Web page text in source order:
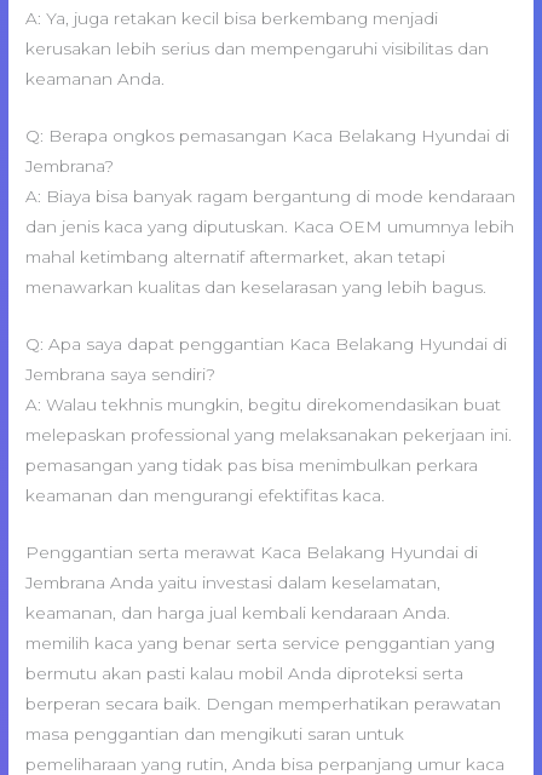
A: Ya, juga retakan kecil bisa berkembang menjadi
kerusakan lebih serius dan mempengaruhi visibilitas dan
keamanan Anda.
Q: Berapa ongkos pemasangan Kaca Belakang Hyundai di
Jembrana?
A: Biaya bisa banyak ragam bergantung di mode kendaraan
dan jenis kaca yang diputuskan. Kaca OEM umumnya lebih
mahal ketimbang alternatif aftermarket, akan tetapi
menawarkan kualitas dan keselarasan yang lebih bagus.
Q: Apa saya dapat penggantian Kaca Belakang Hyundai di
Jembrana saya sendiri?
A: Walau tekhnis mungkin, begitu direkomendasikan buat
melepaskan professional yang melaksanakan pekerjaan ini.
pemasangan yang tidak pas bisa menimbulkan perkara
keamanan dan mengurangi efektifitas kaca.
Penggantian serta merawat Kaca Belakang Hyundai di
Jembrana Anda yaitu investasi dalam keselamatan,
keamanan, dan harga jual kembali kendaraan Anda.
memilih kaca yang benar serta service penggantian yang
bermutu akan pasti kalau mobil Anda diproteksi serta
berperan secara baik. Dengan memperhatikan perawatan
masa penggantian dan mengikuti saran untuk
pemeliharaan yang rutin, Anda bisa perpanjang umur kaca